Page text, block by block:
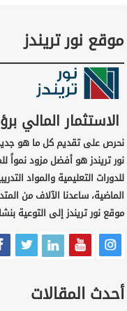
موقع نور تريندز
الاستثمار المالي
نحرص على تقديم كل ما هو
نور تريندز هو أفضل مزود
للدورات التعليمية والمواد
الماضية، ساعدنا الآلاف من
موقع نور تريندز إلى التوعية
أحدث المقالات